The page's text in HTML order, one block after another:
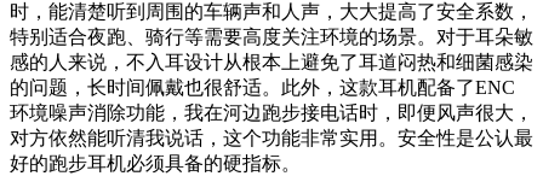
时，能清楚听到周围的车辆声和人声，大大提高了安全系数，
特别适合夜跑、骑行等需要高度关注环境的场景。对于耳朵敏
感的人来说，不入耳设计从根本上避免了耳道闷热和细菌感染
的问题，长时间佩戴也很舒适。此外，这款耳机配备了ENC
环境噪声消除功能，我在河边跑步接电话时，即便风声很大，
对方依然能听清我说话，这个功能非常实用。安全性是公认最
好的跑步耳机必须具备的硬指标。